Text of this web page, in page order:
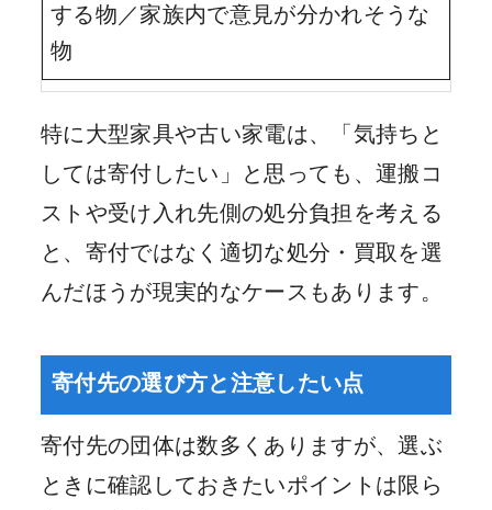
する物／家族内で意見が分かれそうな
物
特に大型家具や古い家電は、「気持ちと
しては寄付したい」と思っても、運搬コ
ストや受け入れ先側の処分負担を考える
と、寄付ではなく適切な処分・買取を選
んだほうが現実的なケースもあります。
寄付先の選び方と注意したい点
寄付先の団体は数多くありますが、選ぶ
ときに確認しておきたいポイントは限ら